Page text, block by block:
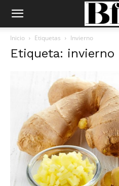
Inicio Etiquetas Invierno
Etiqueta: invierno